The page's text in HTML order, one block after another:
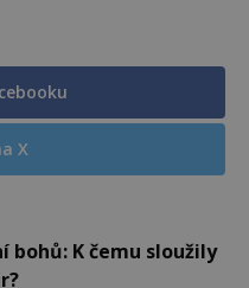
X
bohů: K čemu sloužily